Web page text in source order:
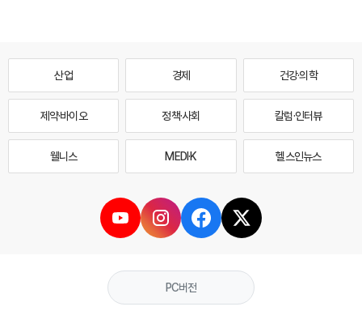
산업 경제 건강·의학
제약·바이오 정책·사회 칼럼·인터뷰
웰니스 MEDI·K 헬스인뉴스
PC버전